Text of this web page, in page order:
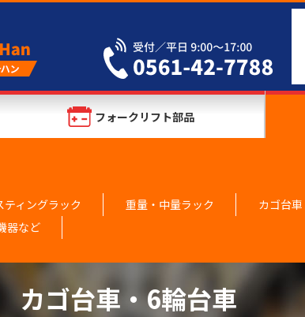
フォークリフト部品
ティングラック 重量・中量ラック
カゴ台
器など
カゴ台車・6輪台車